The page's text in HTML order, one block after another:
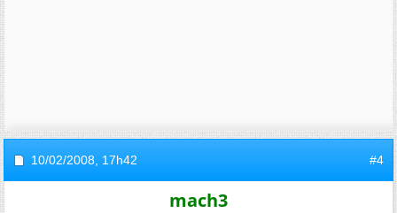
10/02/2008, 17h42 #4
mach3